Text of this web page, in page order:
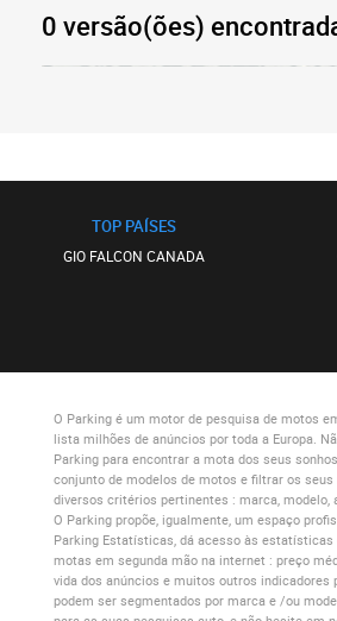
0 versão(ões)
TOP PAÍSES
GIO FALCON CANADA
O Parkingé um motor de pesquisa de motos
lista milhões de anúncios por toda a Europa.
Parkingpara encontrar a mota dos seus
conjunto de modelos de motos e filtrar os
diversos critérios pertinentes : marca, modelo,
O Parkingpropõe, igualmente, um espaço
Parking Estatísticas, dá acesso às estatísticas
motas em segunda mão na internet : preço
vida dos anúncios e muitos outros indicadores
podem ser segmentados por marca e /ou